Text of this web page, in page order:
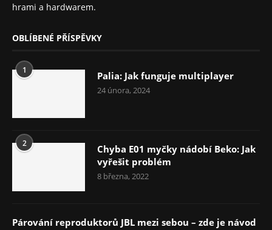
hrami a hardwarem.
OBLÍBENÉ PŘÍSPĚVKY
1 Palia: Jak funguje multiplayer
24 února, 2024
2
Chyba E01 myčky nádobí Beko: Jak
vyřešit problém
8 března, 2022
Párování reproduktorů JBL mezi sebou – zde je návod